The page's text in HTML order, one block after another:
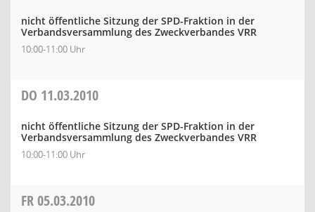
nicht öffentliche Sitzung der SPD-Fraktion in der
Verbandsversammlung des Zweckverbandes VRR
10:00-11:00 Uhr
DO 11.03.2010
nicht öffentliche Sitzung der SPD-Fraktion in der
Verbandsversammlung des Zweckverbandes VRR
10:00-11:00 Uhr
FR05.03.2010